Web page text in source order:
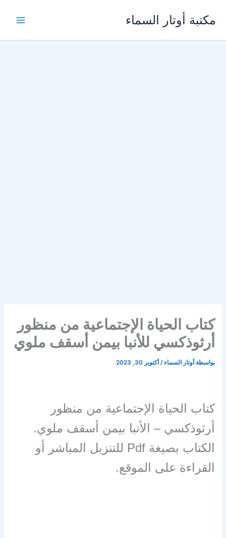
مكتبة أوتار السماء
كتاب الحياة الإجتماعية من منظور
أرثوذكسي للأنبا بيمن أسقف ملوي
بواسطة أوتار السماء/ أكتوبر 30, 2023
كتاب الحياة الإجتماعية من منظور
أرثوذكسي – الأنبا بيمن أسقف ملوي.
الكتاب بصيغة Pdf للتنزيل المباشر أو
القراءة على الموقع.